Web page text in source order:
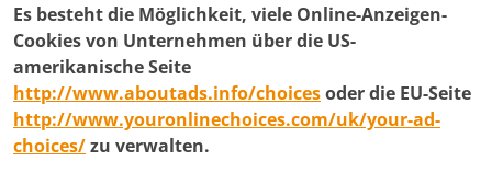
Es besteht die Möglichkeit, viele Online-Anzeigen-
Cookies von Unternehmen über die US-
amerikanische Seite
http://www.aboutads.info/choicesoder die EU-Seite
http://www.youronlinechoices.com/uk/your-ad-
choices/zu verwalten.